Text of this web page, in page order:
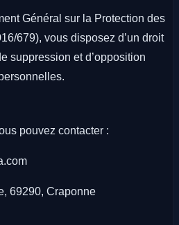
Général sur la Protection des
679), vous disposez d’un droit
suppression et d’opposition
pouvez contacter :
69290, Craponne